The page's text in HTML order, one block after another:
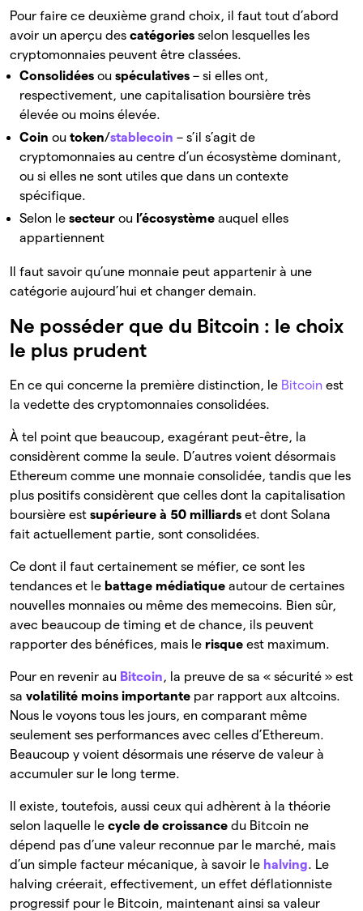
Pour faire ce deuxième grand choix, il faut tout d’abord
avoir un aperçu des catégories selon lesquelles les
cryptomonnaies peuvent être classées.
Consolidées ou spéculatives – si elles ont,
respectivement, une capitalisation boursière très
élevée ou moins élevée.
Coin ou token/stablecoin – s’il s’agit de
cryptomonnaies au centre d’un écosystème dominant,
ou si elles ne sont utiles que dans un contexte
spécifique.
Selon le secteur ou l’écosystème auquel elles
appartiennent
Il faut savoir qu’une monnaie peut appartenir à une
catégorie aujourd’hui et changer demain.
Ne posséder que du Bitcoin : le choix
le plus prudent
En ce qui concerne la première distinction, le Bitcoin est
la vedette des cryptomonnaies consolidées.
À tel point que beaucoup, exagérant peut-être, la
considèrent comme la seule. D’autres voient désormais
Ethereum comme une monnaie consolidée, tandis que les
plus positifs considèrent que celles dont la capitalisation
boursière est supérieure à 50 milliards et dont Solana
fait actuellement partie, sont consolidées.
Ce dont il faut certainement se méfier, ce sont les
tendances et le battage médiatique autour de certaines
nouvelles monnaies ou même des memecoins. Bien sûr,
avec beaucoup de timing et de chance, ils peuvent
rapporter des bénéfices, mais le risque est maximum.
Pour en revenir au Bitcoin, la preuve de sa « sécurité » est
sa volatilité moins importante par rapport aux altcoins.
Nous le voyons tous les jours, en comparant même
seulement ses performances avec celles d’Ethereum.
Beaucoup y voient désormais une réserve de valeur à
accumuler sur le long terme.
Il existe, toutefois, aussi ceux qui adhèrent à la théorie
selon laquelle le cycle de croissance du Bitcoin ne
dépend pas d’une valeur reconnue par le marché, mais
d’un simple facteur mécanique, à savoir le halving. Le
halving créerait, effectivement, un effet déflationniste
progressif pour le Bitcoin, maintenant ainsi sa valeur